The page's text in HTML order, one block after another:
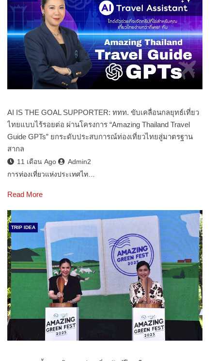
AI IS THE GOAL SUPPORTER: ททท. ขับเคลื่อนกลยุทธ์เที่ยว
ไทยแบบไร้รอยต่อ ผ่านโครงการ “Amazing Thailand Travel
Guide GPTs” ยกระดับประสบการณ์ท่องเที่ยวไทยสู่มาตรฐาน
สากล
11 เดือน Ago
Admin2
การท่องเที่ยวแห่งประเทศไท…
Read More
TRIP IDEA